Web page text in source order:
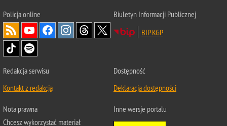
Policjaonline
Biuletyn Informacji Publicznej
BIP KGP
Redakcja serwisu
Kontakt z redakcją
Dostępność
Deklaracja dostępności
Nota prawna
Chcesz wykorzystać materiał
Inne wersje portalu